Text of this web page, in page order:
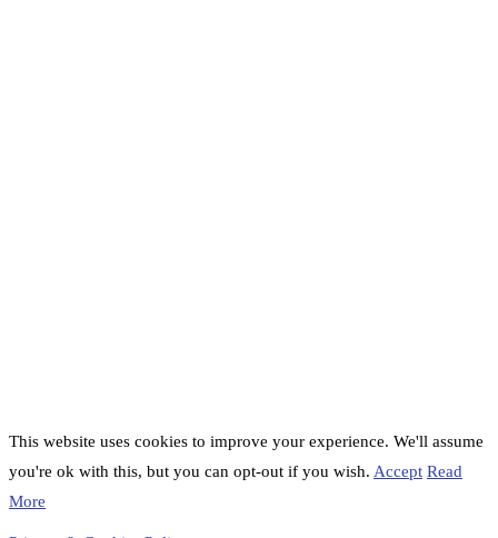
This website uses cookies to improve your experience. We'll assume
you're ok with this, but you can opt-out if you wish. Accept Read
More